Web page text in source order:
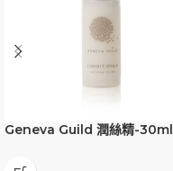
Geneva Guild 潤絲精-30ml